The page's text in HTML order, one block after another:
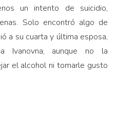
un intento de suicidio,
Solo encontró algo de
a su cuarta y última esposa,
Ivanovna, aunque no la
el alcohol ni tomarle gusto